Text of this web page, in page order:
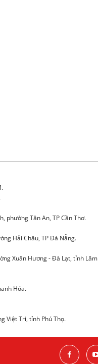
phường Tân An, TP Cần Thơ.
Hải Châu, TP Đà Nẵng.
Xuân Hương - Đà Lạt, tỉnh Lâm
Hóa.
Việt Trì, tỉnh Phú Thọ.